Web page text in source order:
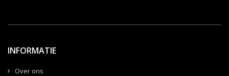
INFORMATIE
Over ons